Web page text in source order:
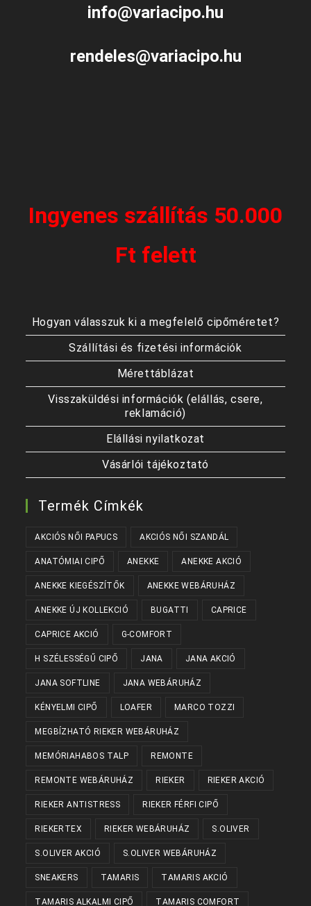
info@variacipo.hu
rendeles@variacipo.hu
Ingyenes szállítás 50.000
Ft felett
Hogyan válasszuk ki a megfelelő cipőméretet?
Szállítási és fizetési információk
Mérettáblázat
Visszaküldési információk (elállás, csere,
reklamáció)
Elállási nyilatkozat
Vásárlói tájékoztató
Termék Címkék
AKCIÓS NŐI PAPUCS AKCIÓS NŐI SZANDÁL
ANATÓMIAI CIPŐ ANEKKE ANEKKE AKCIÓ
ANEKKE KIEGÉSZÍTŐK ANEKKE WEBÁRUHÁZ
ANEKKE ÚJ KOLLEKCIÓ BUGATTI CAPRICE
CAPRICE AKCIÓ G-COMFORT
H SZÉLESSÉGŰ CIPŐ JANA JANA AKCIÓ
JANA SOFTLINE JANA WEBÁRUHÁZ
KÉNYELMI CIPŐ LOAFER MARCO TOZZI
MEGBÍZHATÓ RIEKER WEBÁRUHÁZ
MEMÓRIAHABOS TALP REMONTE
REMONTE WEBÁRUHÁZ RIEKER RIEKER AKCIÓ
RIEKER ANTISTRESS RIEKER FÉRFI CIPŐ
RIEKERTEX RIEKER WEBÁRUHÁZ S.OLIVER
S.OLIVER AKCIÓ S.OLIVER WEBÁRUHÁZ
SNEAKERS TAMARIS TAMARIS AKCIÓ
TAMARIS ALKALMI CIPŐ TAMARIS COMFORT